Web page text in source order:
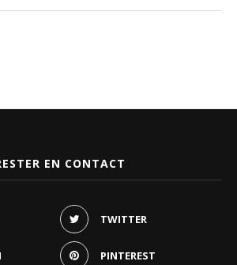
EN CONTACT
TWITTER
PINTEREST